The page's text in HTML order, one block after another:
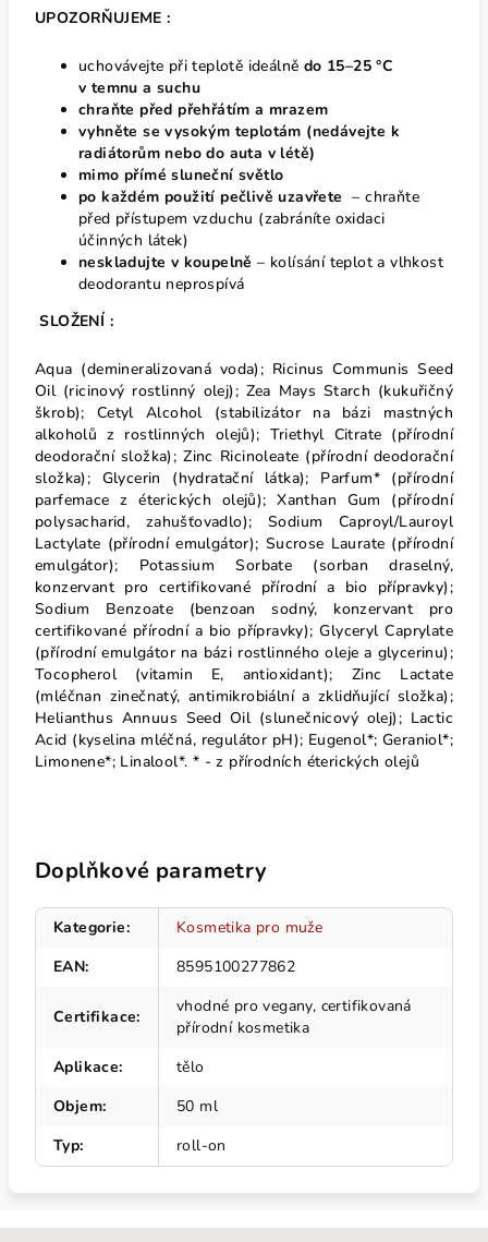
UPOZORŇUJEME :
uchovávejte při teplotě ideálně do 15–25 °C
v temnu a suchu
chraňte před přehřátím a mrazem
vyhněte se vysokým teplotám (nedávejte k
radiátorům nebo do auta v létě)
mimo přímé sluneční světlo
po každém použití pečlivě uzavřete – chraňte
před přístupem vzduchu (zabráníte oxidaci
účinných látek)
neskladujte v koupelně – kolísání teplot a vlhkost
deodorantu neprospívá
SLOŽENÍ :
Aqua (demineralizovaná voda); Ricinus Communis Seed
Oil (ricinový rostlinný olej); Zea Mays Starch (kukuřičný
škrob); Cetyl Alcohol (stabilizátor na bázi mastných
alkoholů z rostlinných olejů); Triethyl Citrate (přírodní
deodorační složka); Zinc Ricinoleate (přírodní deodorační
složka); Glycerin (hydratační látka); Parfum* (přírodní
parfemace z éterických olejů); Xanthan Gum (přírodní
polysacharid, zahušťovadlo); Sodium Caproyl/Lauroyl
Lactylate (přírodní emulgátor); Sucrose Laurate (přírodní
emulgátor); Potassium Sorbate (sorban draselný,
konzervant pro certifikované přírodní a bio přípravky);
Sodium Benzoate (benzoan sodný, konzervant pro
certifikované přírodní a bio přípravky); Glyceryl Caprylate
(přírodní emulgátor na bázi rostlinného oleje a glycerinu);
Tocopherol (vitamin E, antioxidant); Zinc Lactate
(mléčnan zinečnatý, antimikrobiální a zklidňující složka);
Helianthus Annuus Seed Oil (slunečnicový olej); Lactic
Acid (kyselina mléčná, regulátor pH); Eugenol*; Geraniol*;
Limonene*; Linalool*. * - z přírodních éterických olejů
Doplňkové parametry
Kategorie:
Kosmetika pro muže
EAN: 8595100277862
Certifikace:
vhodné pro vegany, certifikovaná
přírodní kosmetika
Aplikace:
tělo
Objem:
50 ml
Typ: roll-on